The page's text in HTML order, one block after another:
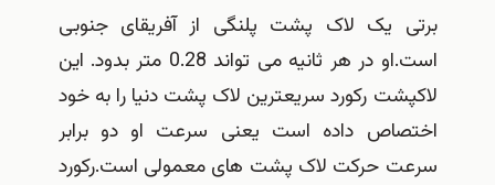
یک لاک پشت پلنگی از آفریقای جنوبی
است.او در هر ثانیه می تواند 0.28 متر بدود. این
رکورد سریعترین لاک پشت دنیا را به خود
داده است یعنی سرعت او دو برابر
حرکت لاک پشت های معمولی است.رکورد